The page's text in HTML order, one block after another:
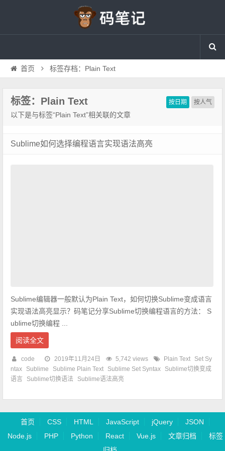
首页 标签存档：Plain Text
按日期 按人气
标签：Plain Text
以下是与标签“Plain Text”相关联的文章
Sublime如何选择编程语言实现语法高亮
Sublime编辑器一般默认为Plain Text，如何切换Sublime变成语言
实现语法高亮显示？码笔记分享Sublime切换编程语言的方法： S
ublime切换编程 ...
阅读全文
code 2019年11月24日 5,742 views Plain Text
Set Sy
ntax
Sublime Sublime Plain Text Sublime Set Syntax
Sublime切换变成
语言
Sublime切换语法 Sublime语法高亮
首页 CSS HTML JavaScript jQuery
JSON
Node.js
PHP Python React Vue.js 文章归档
标签